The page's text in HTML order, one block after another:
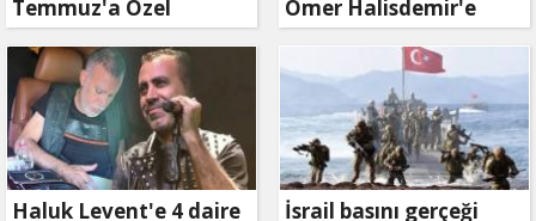
Temmuz'a Özel
Reklam Filmi: "İrade
Bizim, Zafer Bizim"
Ömer Halisdemir'e
'vefa' ziyareti!
Haluk Levent'e 4 daire
İsrail basını gerçeği